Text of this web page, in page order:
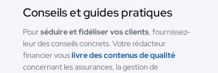
Conseils et guides pratiques
Pourséduire et fidéliser vos clients, fournissez-
leur des conseils concrets. Votre rédacteur
financier vouslivre des contenus de qualité
concernant les assurances, la gestion de